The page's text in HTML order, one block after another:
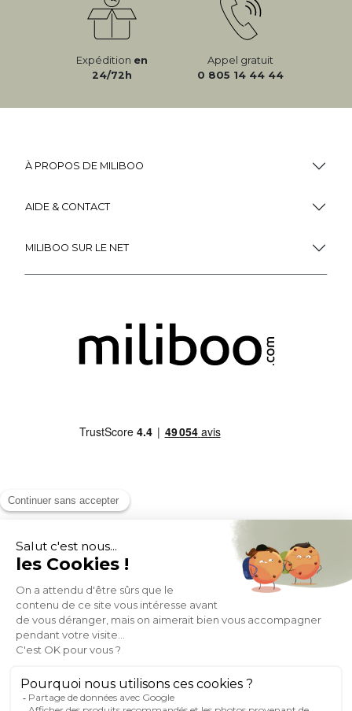
Expédition en
24/72h
Appel gratuit
0 805 14 44 44
À PROPOS DE MILIBOO
AIDE & CONTACT
MILIBOO SUR LE NET
MOYENS DE PAIEMENT